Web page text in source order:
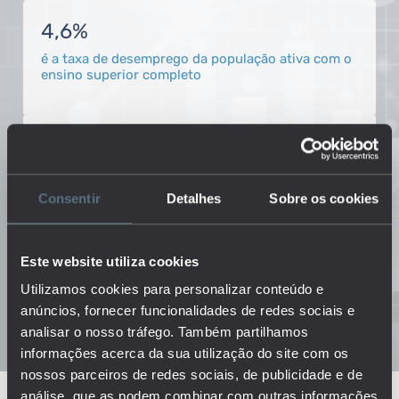
Consentir Detalhes Sobre os cookies
Este website utiliza cookies
Utilizamos cookies para personalizar conteúdo e
anúncios, fornecer funcionalidades de redes sociais e
analisar o nosso tráfego. Também partilhamos
informações acerca da sua utilização do site com os
nossos parceiros de redes sociais, de publicidade e de
4,6%
é a taxa de desemprego da população ativa com o
ensino superior completo
é o número de vagas em creches existentes em
1.105€
é a despesa do Estado em educação per capita